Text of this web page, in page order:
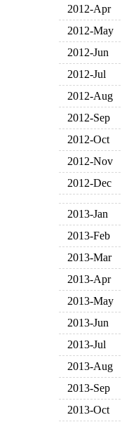
2012-Apr
2012-May
2012-Jun
2012-Jul
2012-Aug
2012-Sep
2012-Oct
2012-Nov
2012-Dec
2013-Jan
2013-Feb
2013-Mar
2013-Apr
2013-May
2013-Jun
2013-Jul
2013-Aug
2013-Sep
2013-Oct